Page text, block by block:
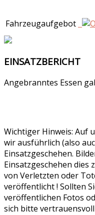
Fahrzeugaufgebot
EINSATZBERICHT
Angebranntes Essen
Wichtiger Hinweis: Auf
wir ausführlich (also
Einsatzgeschehen.
Einsatzgeschehen dies
von Verletzten oder
veröffentlicht ! Sollten
veröffentlichen Fotos
sich bitte